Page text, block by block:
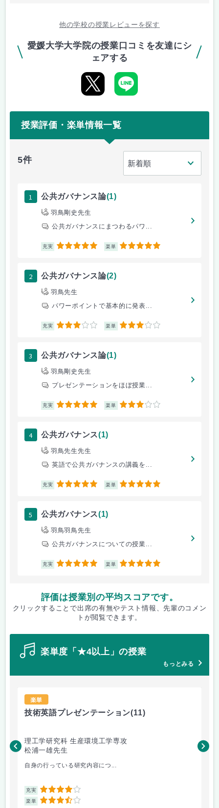
他の学校の授業レビューを探す
愛媛大学大学院の授業口コミを友達にシ
ェアする
授業評価・楽単情報一覧
5件
1 公共ガバナンス論(1)
羽鳥剛史先生
公共ガバナンスにまつわるパワ...
充実 5 楽単 5
2 公共ガバナンス論(2)
羽鳥先生
パワーポイントで基本的に発表...
充実 3 楽単 3
3 公共ガバナンス論(1)
羽鳥剛史先生
プレゼンテーションをほぼ授業...
充実 5 楽単 3
4 公共ガバナンス(1)
羽鳥先生先生
英語で公共ガバナンスの講義を...
充実 5 楽単 5
5 公共ガバナンス(1)
羽鳥羽鳥先生
公共ガバナンスについての授業...
充実 5 楽単 5
評価は授業別の平均スコアです。
クリックすることで出席の有無やテスト情報、先輩のコメン
トが閲覧できます。
楽単度「★4以上」の授業
もっとみる
楽単
技術英語プレゼンテーション(11)
理工学研究科 生産環境工学専攻
松浦一雄先生
自身の行っている研究内容につ...
充実 4
楽単 3.5
黄